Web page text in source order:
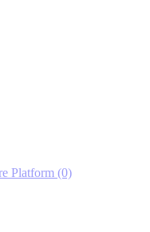
Platform (0)